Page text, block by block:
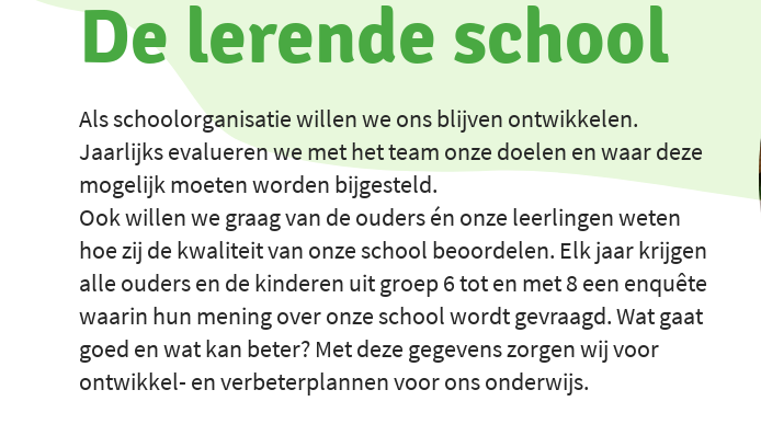
De lerende school
Als schoolorganisatie willen we ons blijven ontwikkelen.
Jaarlijks evalueren we met het team onze doelen en waar deze
mogelijk moeten worden bijgesteld.
Ook willen we graag van de ouders én onze leerlingen weten
hoe zij de kwaliteit van onze school beoordelen. Elk jaar krijgen
alle ouders en de kinderen uit groep 6 tot en met 8 een enquête
waarin hun mening over onze school wordt gevraagd. Wat gaat
goed en wat kan beter? Met deze gegevens zorgen wij voor
ontwikkel- en verbeterplannen voor ons onderwijs.